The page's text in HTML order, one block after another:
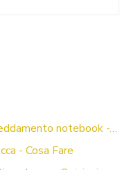
notebook -…
- Cosa Fare